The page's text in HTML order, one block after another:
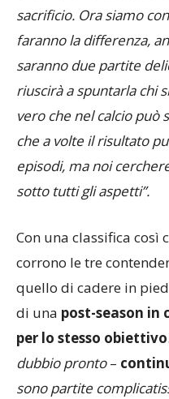
sacrificio. Ora siamo
faranno la differenza,
saranno due partite
riuscirà a spuntarla chi
vero che nel calcio
che a volte il risultato
episodi, ma noi
sotto tutti gli aspetti”.
Con una classifica così
corrono le tre
quello di cadere in
di una post-season
per lo stesso obiettivo.
dubbio pronto –
sono partite